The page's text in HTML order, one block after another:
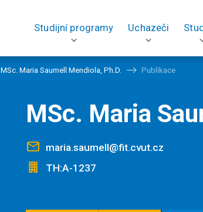
Studijní programy Uchazeči
MSc. Maria Saumell Mendiola, Ph.D. Publikace
MSc. Maria
maria.saumell@fit.cvut.cz
TH:A-1237